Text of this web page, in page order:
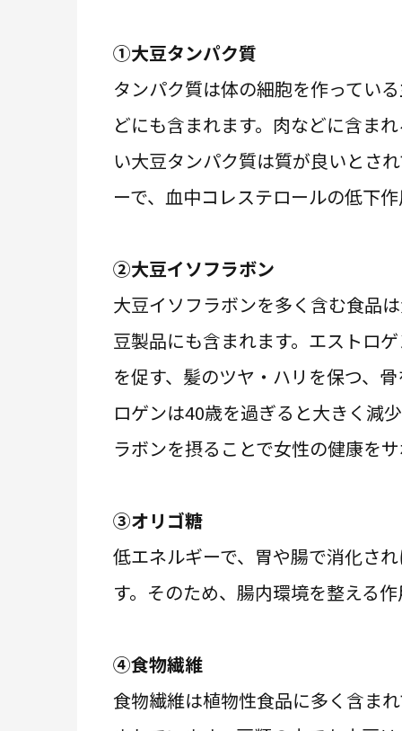
①大豆タンパク質
タンパク質は体の細胞を作ってい
どにも含まれます。肉などに含ま
い大豆タンパク質は質が良いとさ
ーで、血中コレステロールの低下
②大豆イソフラボン
大豆イソフラボンを多く含む食品
豆製品にも含まれます。エストロ
を促す、髪のツヤ・ハリを保つ、
ロゲンは40歳を過ぎると大きく減
ラボンを摂ることで女性の健康を
③オリゴ糖
低エネルギーで、胃や腸で消化さ
す。そのため、腸内環境を整える
④食物繊維
食物繊維は植物性食品に多く含ま